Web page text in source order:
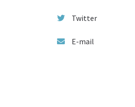
Twitter
E-mail